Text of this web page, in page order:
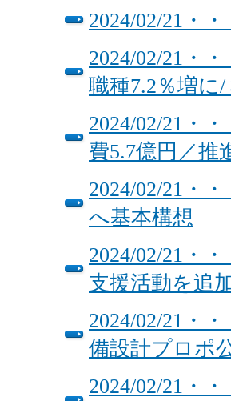
2024/02/21・
2024/02/21・
職種7.2％増に
2024/02/21・
費5.7億円／推
2024/02/21・
へ基本構想
2024/02/21・
支援活動を追
2024/02/21・
備設計プロ
2024/02/21・